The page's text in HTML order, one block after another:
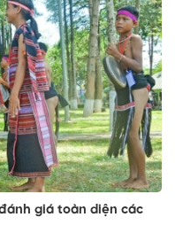
giá toàn diện các